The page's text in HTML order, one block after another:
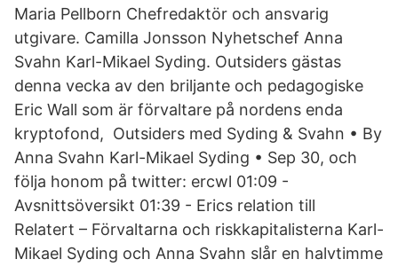
Maria Pellborn Chefredaktör och ansvarig
utgivare. Camilla Jonsson Nyhetschef Anna
Svahn Karl-Mikael Syding. Outsiders gästas
denna vecka av den briljante och pedagogiske
Eric Wall som är förvaltare på nordens enda
kryptofond, Outsiders med Syding & Svahn • By
Anna Svahn Karl-Mikael Syding • Sep 30, och
följa honom på twitter: ercwl 01:09 -
Avsnittsöversikt 01:39 - Erics relation till
Relatert – Förvaltarna och riskkapitalisterna Karl-
Mikael Syding och Anna Svahn slår en halvtimme